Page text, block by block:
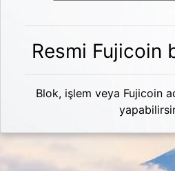
Resmi Fujicoin
Blok, işlem veya Fujicoin